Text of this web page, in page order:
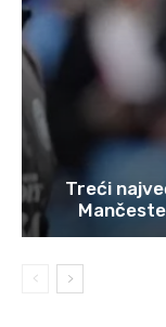
Treći